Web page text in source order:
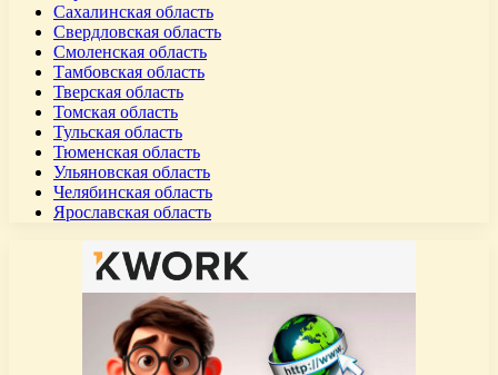
Сахалинская область
Свердловская область
Смоленская область
Тамбовская область
Тверская область
Томская область
Тульская область
Тюменская область
Ульяновская область
Челябинская область
Ярославская область